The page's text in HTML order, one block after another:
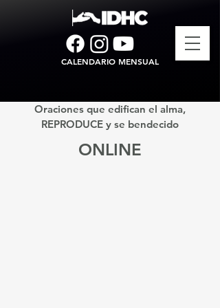
CALENDARIO MENSUAL
Oraciones que edifican el alma,
REPRODUCE y se bendecido
ONLINE